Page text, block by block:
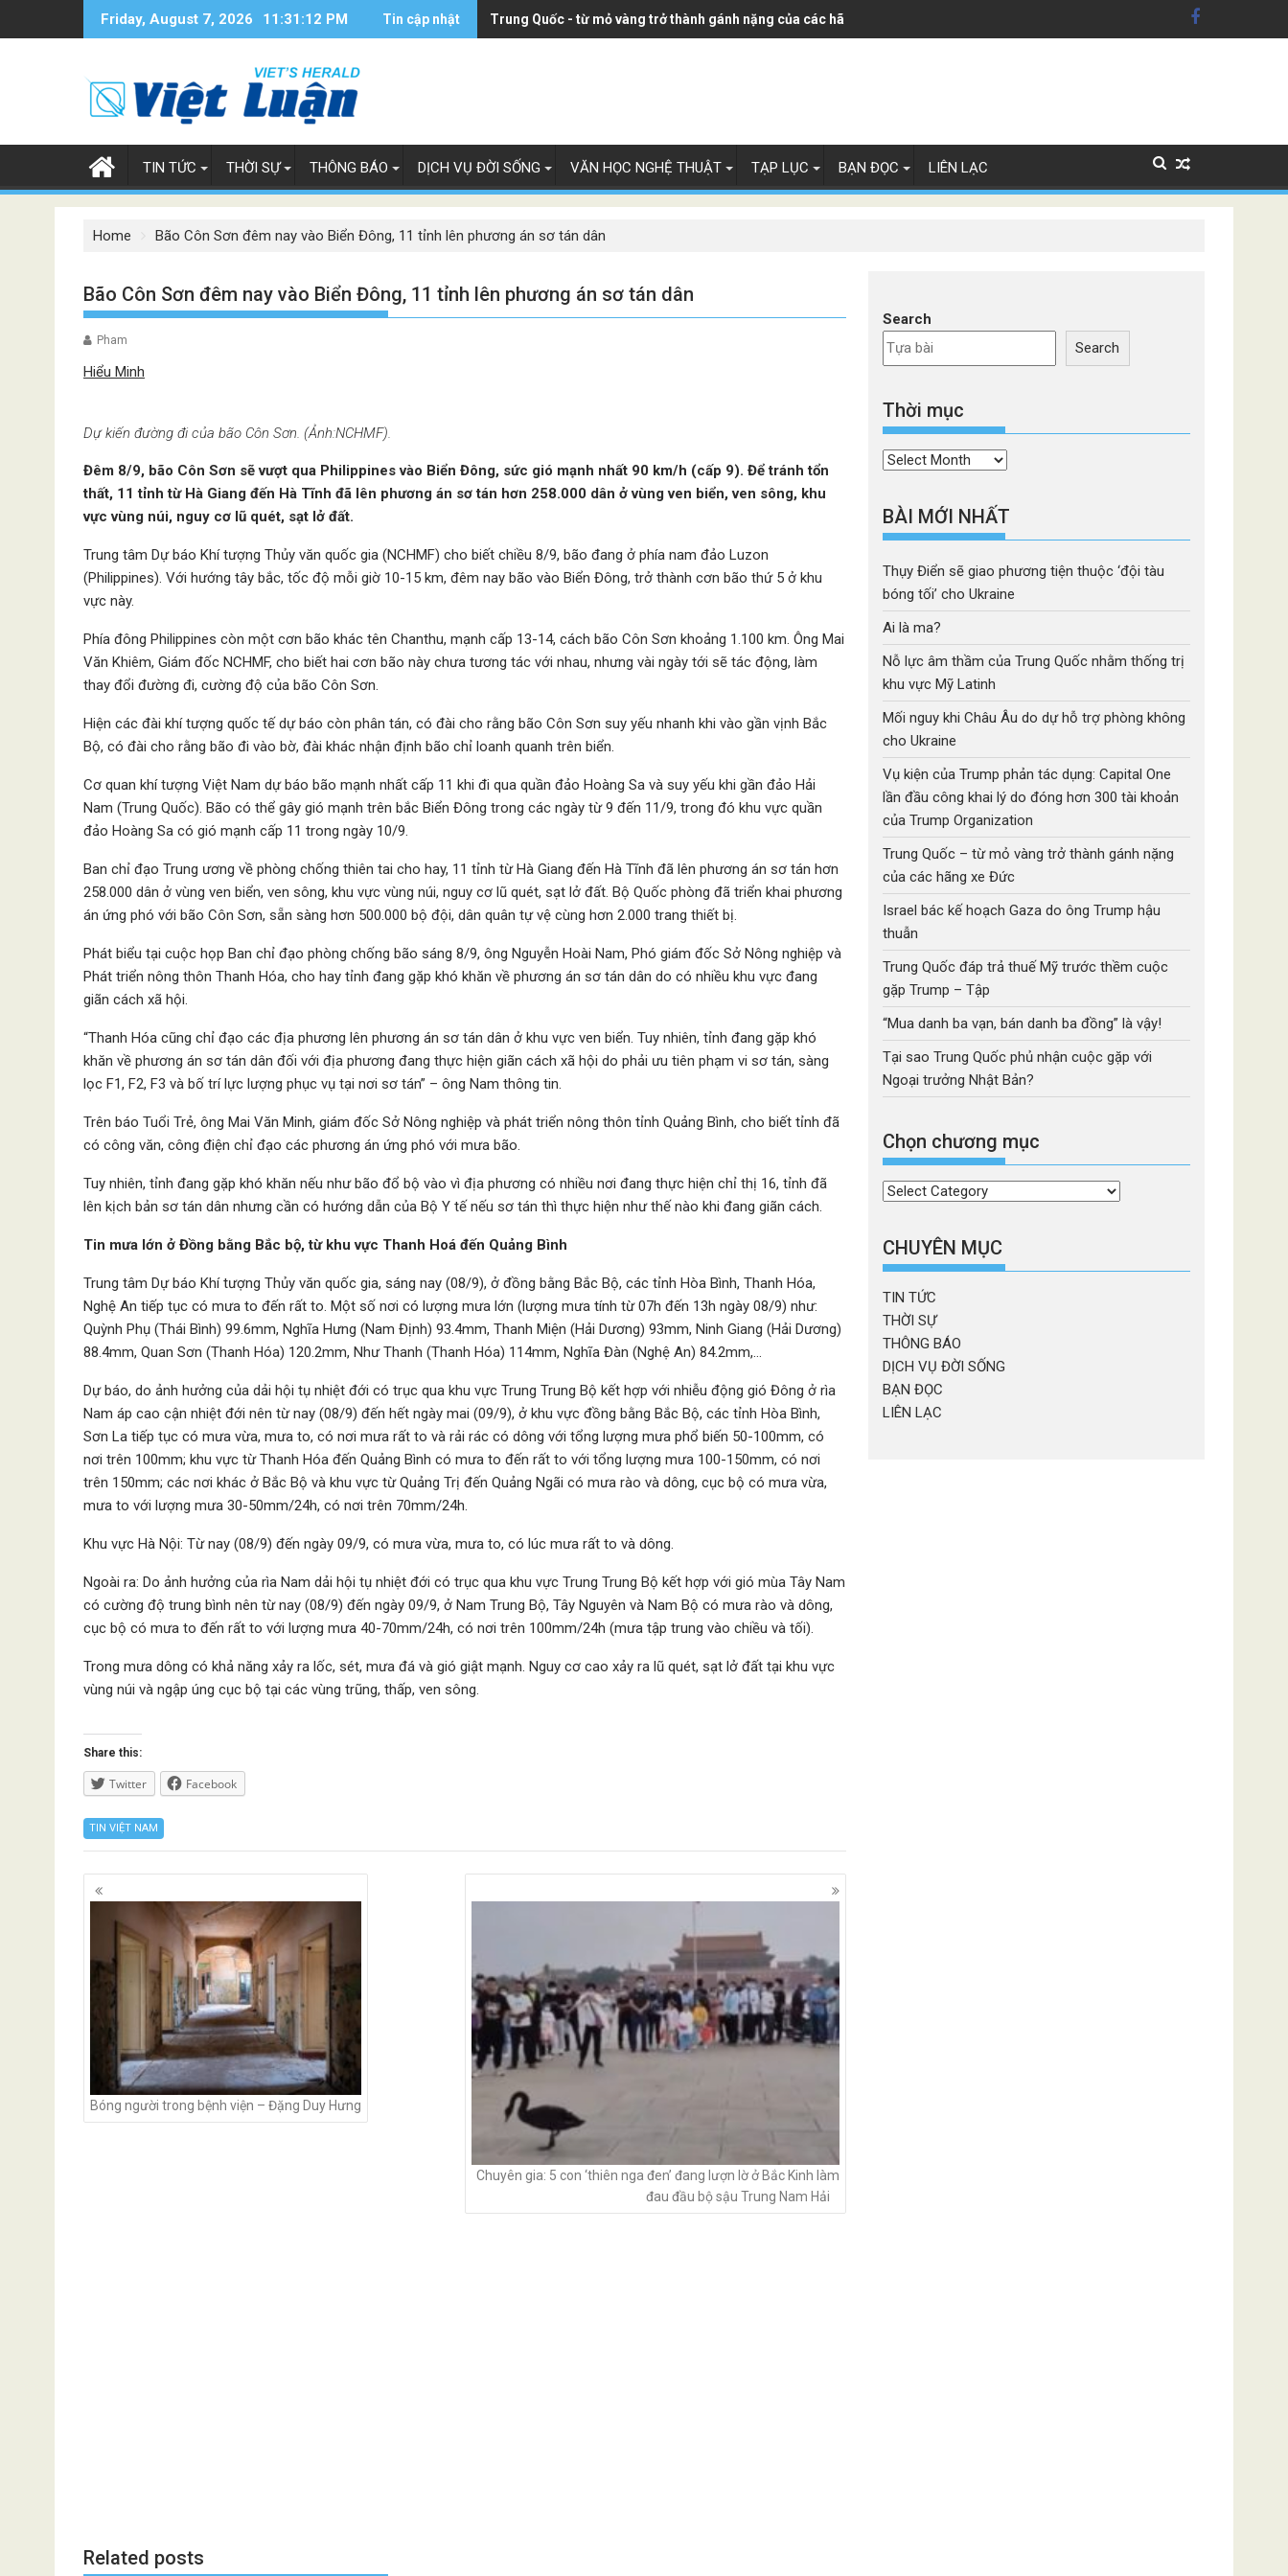
Friday, August 7, 2026 11:31:12 PM Tin cập nhật Thụy Điển sẽ giao phương tiện thuộc 'đội tàu bóng tối' cho Ukraine
Trung Quốc - từ mỏ vàng trở thành gánh nặng của các hãng xe Đức
TIN TỨC THỜI SỰ THÔNG BÁO DỊCH VỤ ĐỜI SỐNG VĂN HỌC NGHỆ THUẬT TẠP LỤC BẠN ĐỌC LIÊN LẠC
Home Bão Côn Sơn đêm nay vào Biển Đông, 11 tỉnh lên phương án sơ tán dân
Bão Côn Sơn đêm nay vào Biển Đông, 11 tỉnh lên phương án sơ tán dân
Pham
Hiểu Minh
Dự kiến đường đi của bão Côn Sơn. (Ảnh:NCHMF).
Đêm 8/9, bão Côn Sơn sẽ vượt qua Philippines vào Biển Đông, sức gió mạnh nhất 90 km/h (cấp 9). Để tránh tổn
thất, 11 tỉnh từ Hà Giang đến Hà Tĩnh đã lên phương án sơ tán hơn 258.000 dân ở vùng ven biển, ven sông, khu
vực vùng núi, nguy cơ lũ quét, sạt lở đất.
Trung tâm Dự báo Khí tượng Thủy văn quốc gia (NCHMF) cho biết chiều 8/9, bão đang ở phía nam đảo Luzon
(Philippines). Với hướng tây bắc, tốc độ mỗi giờ 10-15 km, đêm nay bão vào Biển Đông, trở thành cơn bão thứ 5 ở khu
vực này.
Phía đông Philippines còn một cơn bão khác tên Chanthu, mạnh cấp 13-14, cách bão Côn Sơn khoảng 1.100 km. Ông Mai
Văn Khiêm, Giám đốc NCHMF, cho biết hai cơn bão này chưa tương tác với nhau, nhưng vài ngày tới sẽ tác động, làm
thay đổi đường đi, cường độ của bão Côn Sơn.
Hiện các đài khí tượng quốc tế dự báo còn phân tán, có đài cho rằng bão Côn Sơn suy yếu nhanh khi vào gần vịnh Bắc
Bộ, có đài cho rằng bão đi vào bờ, đài khác nhận định bão chỉ loanh quanh trên biển.
Cơ quan khí tượng Việt Nam dự báo bão mạnh nhất cấp 11 khi đi qua quần đảo Hoàng Sa và suy yếu khi gần đảo Hải
Nam (Trung Quốc). Bão có thể gây gió mạnh trên bắc Biển Đông trong các ngày từ 9 đến 11/9, trong đó khu vực quần
đảo Hoàng Sa có gió mạnh cấp 11 trong ngày 10/9.
Ban chỉ đạo Trung ương về phòng chống thiên tai cho hay, 11 tỉnh từ Hà Giang đến Hà Tĩnh đã lên phương án sơ tán hơn
258.000 dân ở vùng ven biển, ven sông, khu vực vùng núi, nguy cơ lũ quét, sạt lở đất. Bộ Quốc phòng đã triển khai phương
án ứng phó với bão Côn Sơn, sẵn sàng hơn 500.000 bộ đội, dân quân tự vệ cùng hơn 2.000 trang thiết bị.
Phát biểu tại cuộc họp Ban chỉ đạo phòng chống bão sáng 8/9, ông Nguyễn Hoài Nam, Phó giám đốc Sở Nông nghiệp và
Phát triển nông thôn Thanh Hóa, cho hay tỉnh đang gặp khó khăn về phương án sơ tán dân do có nhiều khu vực đang
giãn cách xã hội.
“Thanh Hóa cũng chỉ đạo các địa phương lên phương án sơ tán dân ở khu vực ven biển. Tuy nhiên, tỉnh đang gặp khó
khăn về phương án sơ tán dân đối với địa phương đang thực hiện giãn cách xã hội do phải ưu tiên phạm vi sơ tán, sàng
lọc F1, F2, F3 và bố trí lực lượng phục vụ tại nơi sơ tán” – ông Nam thông tin.
Trên báo Tuổi Trẻ, ông Mai Văn Minh, giám đốc Sở Nông nghiệp và phát triển nông thôn tỉnh Quảng Bình, cho biết tỉnh đã
có công văn, công điện chỉ đạo các phương án ứng phó với mưa bão.
Tuy nhiên, tỉnh đang gặp khó khăn nếu như bão đổ bộ vào vì địa phương có nhiều nơi đang thực hiện chỉ thị 16, tỉnh đã
lên kịch bản sơ tán dân nhưng cần có hướng dẫn của Bộ Y tế nếu sơ tán thì thực hiện như thế nào khi đang giãn cách.
Tin mưa lớn ở Đồng bằng Bắc bộ, từ khu vực Thanh Hoá đến Quảng Bình
Trung tâm Dự báo Khí tượng Thủy văn quốc gia, sáng nay (08/9), ở đồng bằng Bắc Bộ, các tỉnh Hòa Bình, Thanh Hóa,
Nghệ An tiếp tục có mưa to đến rất to. Một số nơi có lượng mưa lớn (lượng mưa tính từ 07h đến 13h ngày 08/9) như:
Quỳnh Phụ (Thái Bình) 99.6mm, Nghĩa Hưng (Nam Định) 93.4mm, Thanh Miện (Hải Dương) 93mm, Ninh Giang (Hải Dương)
88.4mm, Quan Sơn (Thanh Hóa) 120.2mm, Như Thanh (Thanh Hóa) 114mm, Nghĩa Đàn (Nghệ An) 84.2mm,…
Dự báo, do ảnh hưởng của dải hội tụ nhiệt đới có trục qua khu vực Trung Trung Bộ kết hợp với nhiễu động gió Đông ở rìa
Nam áp cao cận nhiệt đới nên từ nay (08/9) đến hết ngày mai (09/9), ở khu vực đồng bằng Bắc Bộ, các tỉnh Hòa Bình,
Sơn La tiếp tục có mưa vừa, mưa to, có nơi mưa rất to và rải rác có dông với tổng lượng mưa phổ biến 50-100mm, có
nơi trên 100mm; khu vực từ Thanh Hóa đến Quảng Bình có mưa to đến rất to với tổng lượng mưa 100-150mm, có nơi
trên 150mm; các nơi khác ở Bắc Bộ và khu vực từ Quảng Trị đến Quảng Ngãi có mưa rào và dông, cục bộ có mưa vừa,
mưa to với lượng mưa 30-50mm/24h, có nơi trên 70mm/24h.
Khu vực Hà Nội: Từ nay (08/9) đến ngày 09/9, có mưa vừa, mưa to, có lúc mưa rất to và dông.
Ngoài ra: Do ảnh hưởng của rìa Nam dải hội tụ nhiệt đới có trục qua khu vực Trung Trung Bộ kết hợp với gió mùa Tây Nam
có cường độ trung bình nên từ nay (08/9) đến ngày 09/9, ở Nam Trung Bộ, Tây Nguyên và Nam Bộ có mưa rào và dông,
cục bộ có mưa to đến rất to với lượng mưa 40-70mm/24h, có nơi trên 100mm/24h (mưa tập trung vào chiều và tối).
Trong mưa dông có khả năng xảy ra lốc, sét, mưa đá và gió giật mạnh. Nguy cơ cao xảy ra lũ quét, sạt lở đất tại khu vực
vùng núi và ngập úng cục bộ tại các vùng trũng, thấp, ven sông.
Share this:
Twitter Facebook
TIN VIỆT NAM
Posts
navigation
Bóng người trong bệnh viện – Đặng Duy Hưng
Chuyên gia: 5 con ‘thiên nga đen’ đang lượn lờ ở Bắc Kinh làm
đau đầu bộ sậu Trung Nam Hải
Related posts
Search
Search
Thời mục
Thời
BÀI MỚI NHẤT
Thụy Điển sẽ giao phương tiện thuộc ‘đội tàu
bóng tối’ cho Ukraine
Ai là ma?
Nỗ lực âm thầm của Trung Quốc nhằm thống trị
khu vực Mỹ Latinh
Mối nguy khi Châu Âu do dự hỗ trợ phòng không
cho Ukraine
Vụ kiện của Trump phản tác dụng: Capital One
lần đầu công khai lý do đóng hơn 300 tài khoản
của Trump Organization
Trung Quốc – từ mỏ vàng trở thành gánh nặng
của các hãng xe Đức
Israel bác kế hoạch Gaza do ông Trump hậu
thuẫn
Trung Quốc đáp trả thuế Mỹ trước thềm cuộc
gặp Trump – Tập
“Mua danh ba vạn, bán danh ba đồng” là vậy!
Tại sao Trung Quốc phủ nhận cuộc gặp với
Ngoại trưởng Nhật Bản?
Chọn chương mục
Chọn
mục
CHUYÊN MỤC
TIN TỨC
THỜI SỰ
THÔNG BÁO
DỊCH VỤ ĐỜI SỐNG
BẠN ĐỌC
LIÊN LẠC